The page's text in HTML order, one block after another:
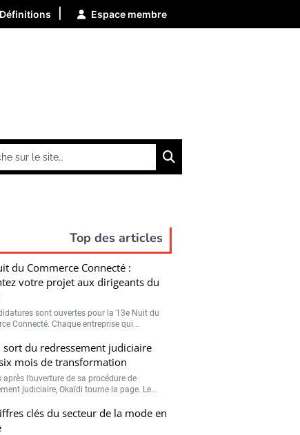
Définitions Espace membre
Top des articles
du Commerce Connecté :
votre projet aux dirigeants du
sont ouvertes pour la 13e Nuit du
Connecté. Chaque entreprise qui...
sort du redressement judiciaire
mois de transformation
après l’ouverture de sa procédure de
judiciaire, Okaïdi tourne la page. Le...
clés du secteur de la mode en